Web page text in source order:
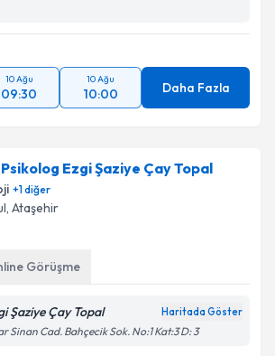
10 Ağu
09:30
10 Ağu
10:00 Daha Fazla
Ezgi Şaziye Çay Topal
+1diğer
, Ataşehir
Görüşme
Şaziye Çay Topal Haritada Göster
Sinan Cad. Bahçecik Sok. No:1 Kat:3 D: 3